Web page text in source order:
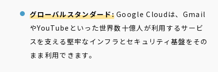
グローバルスタンダード:Google Cloudは、Gmail
やYouTubeといった世界数十億人が利用するサービ
スを支える堅牢なインフラとセキュリティ基盤をその
まま利用できます。